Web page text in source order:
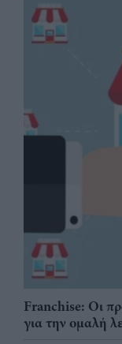
Franchise: Οι
για την ομαλή